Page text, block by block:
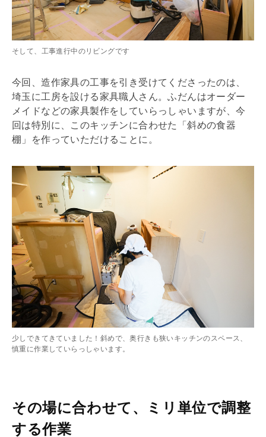
そして、工事進行中のリビングです
今回、造作家具の工事を引き受けてくださったのは、
埼玉に工房を設ける家具職人さん。ふだんはオーダー
メイドなどの家具製作をしていらっしゃいますが、今
回は特別に、このキッチンに合わせた「斜めの食器
棚」を作っていただけることに。
少しできてきていました！斜めで、奥行きも狭いキッチンのスペース、
慎重に作業していらっしゃいます。
その場に合わせて、ミリ単位で調整
する作業